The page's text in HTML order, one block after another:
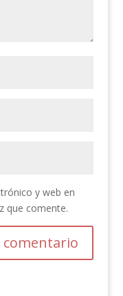
y web en
que comente.